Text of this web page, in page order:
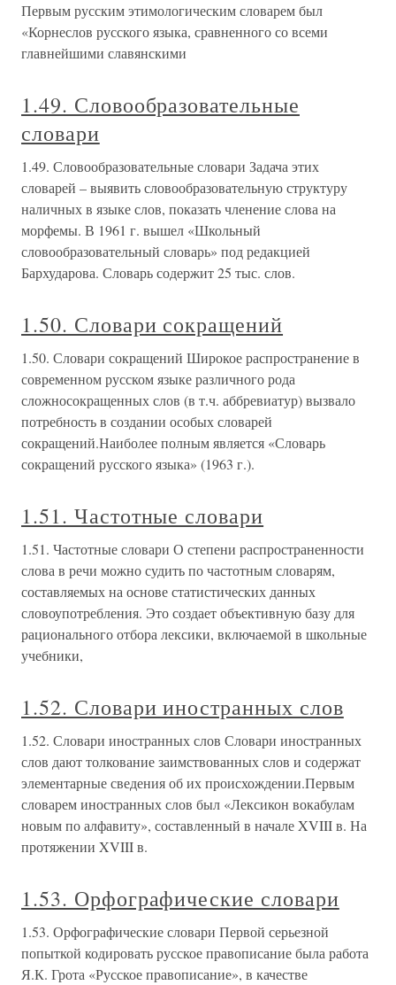
Первым русским этимологическим словарем был
«Корнеслов русского языка, сравненного со всеми
главнейшими славянскими
1.49. Словообразовательные
словари
1.49. Словообразовательные словари Задача этих
словарей – выявить словообразовательную структуру
наличных в языке слов, показать членение слова на
морфемы. В 1961 г. вышел «Школьный
словообразовательный словарь» под редакцией
Бархударова. Словарь содержит 25 тыс. слов.
1.50. Словари сокращений
1.50. Словари сокращений Широкое распространение в
современном русском языке различного рода
сложносокращенных слов (в т.ч. аббревиатур) вызвало
потребность в создании особых словарей
сокращений.Наиболее полным является «Словарь
сокращений русского языка» (1963 г.).
1.51. Частотные словари
1.51. Частотные словари О степени распространенности
слова в речи можно судить по частотным словарям,
составляемых на основе статистических данных
словоупотребления. Это создает объективную базу для
рационального отбора лексики, включаемой в школьные
учебники,
1.52. Словари иностранных слов
1.52. Словари иностранных слов Словари иностранных
слов дают толкование заимствованных слов и содержат
элементарные сведения об их происхождении.Первым
словарем иностранных слов был «Лексикон вокабулам
новым по алфавиту», составленный в начале XVIII в. На
протяжении XVIII в.
1.53. Орфографические словари
1.53. Орфографические словари Первой серьезной
попыткой кодировать русское правописание была работа
Я.К. Грота «Русское правописание», в качестве